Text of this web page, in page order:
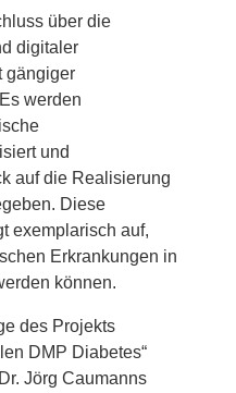
über die
digitaler
gängiger
werden
und
auf die Realisierung
Diese
exemplarisch auf,
Erkrankungen in
können.
des Projekts
DMP Diabetes“
Jörg Caumanns